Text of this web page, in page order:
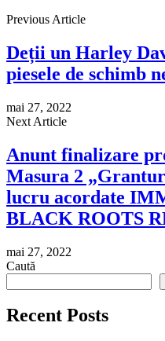
Previous Article
Deții un Harley
piesele de schimb
mai 27, 2022
Next Article
Anunt finalizare
Masura 2
lucru acordate
BLACK ROOTS
mai 27, 2022
Caută
Recent Posts